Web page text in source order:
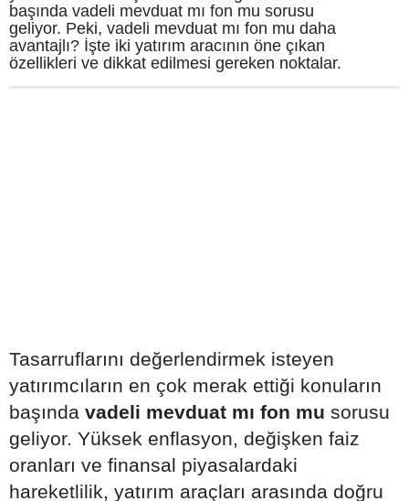
başında vadeli mevduat mı fon mu sorusu
geliyor. Peki, vadeli mevduat mı fon mu daha
avantajlı? İşte iki yatırım aracının öne çıkan
özellikleri ve dikkat edilmesi gereken noktalar.
Tasarruflarını değerlendirmek isteyen
yatırımcıların en çok merak ettiği konuların
başında vadeli mevduat mı fon mu sorusu
geliyor. Yüksek enflasyon, değişken faiz
oranları ve finansal piyasalardaki
hareketlilik, yatırım araçları arasında doğru